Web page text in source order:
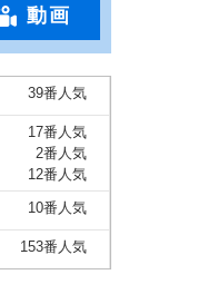
動画
39番人気
17番人気
2番人気
12番人気
10番人気
153番人気